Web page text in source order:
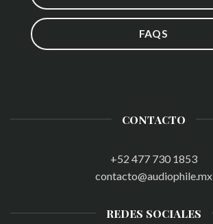
FAQS
CONTACTO
+52 477 730 1853
contacto@audiophile.mx
REDES SOCIALES